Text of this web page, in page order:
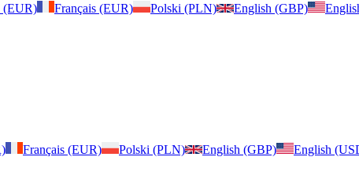
(EUR) Français (EUR) Polski (PLN) English (GBP)
Français (EUR) Polski (PLN) English (GBP)
English